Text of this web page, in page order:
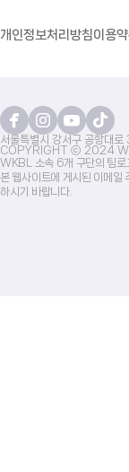
개인정보처리방침이용
서울특별시 강서구 공항대
COPYRIGHT ⓒ 2024
WKBL 소속 6개 구단의 팀로
본 웹사이트에 게시된 이메일
하시기 바랍니다.